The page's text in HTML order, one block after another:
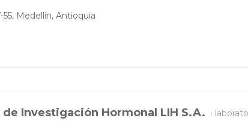
55, Medellín, Antioquia
Investigación Hormonal LIH S.A.